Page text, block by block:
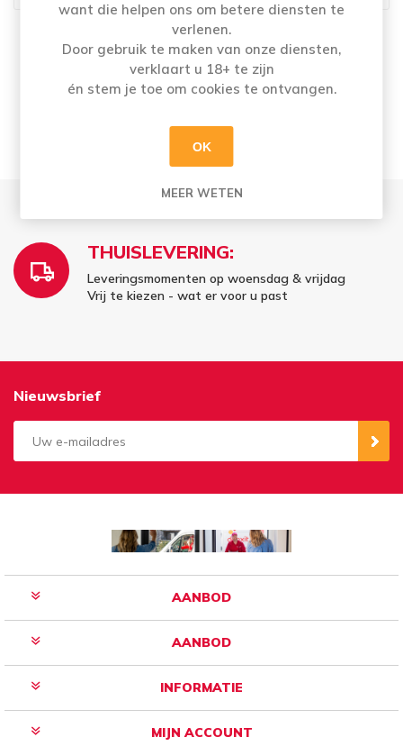
Naam: CRISTALINE PLAT 6X1,5L
Merk: CRISTALINE
Categorie: Plat
THUISLEVERING:
Leveringsmomenten op woensdag & vrijdag
Vrij te kiezen - wat er voor u past
Nieuwsbrief
AANBOD
AANBOD
INFORMATIE
MIJN ACCOUNT
want die helpen ons om betere diensten te
verlenen.
Door gebruik te maken van onze diensten,
verklaart u 18+ te zijn
én stem je toe om cookies te ontvangen.
OK
MEER WETEN